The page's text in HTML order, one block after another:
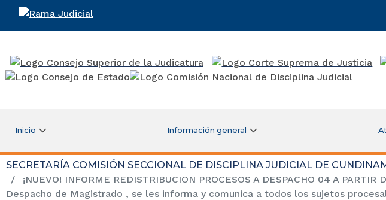
Rama Judicial
Inicio Información general
SECRETARÍA COMISIÓN SECCIONAL DE DISCIPLINA JUDICIAL DE
¡NUEVO! INFORME REDISTRIBUCION PROCESOS A DESPACHO 04 A
Despacho de Magistrado , se les informa y comunica a todos los sujetos